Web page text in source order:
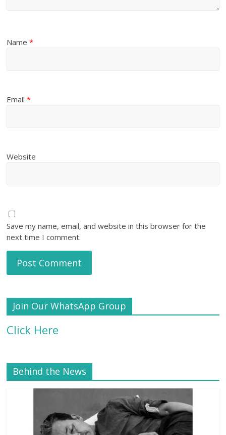
Name*
Email*
Website
Save my name, email, and website in this browser for the
next time I comment.
Join Our WhatsApp Group
Click Here
Behind the News